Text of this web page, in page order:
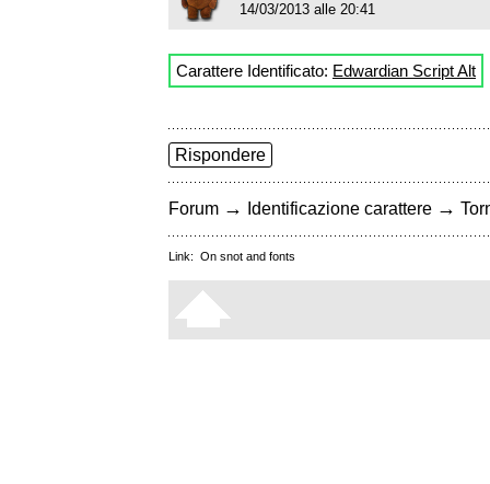
14/03/2013 alle 20:41
Carattere Identificato: Edwardian Script Alt
Rispondere
Forum → Identificazione carattere →
Link: On snot and fonts